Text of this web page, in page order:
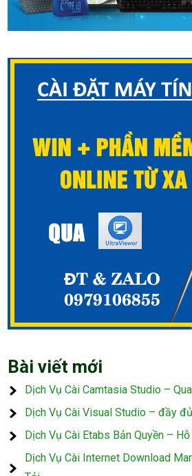
Bài viết mới
Dịch Vụ Cài Camtasia Studio –
Dịch Vụ Cài Visual Studio – đầy
Dịch Vụ Cài Etabs Bản Quyền –
Dịch Vụ Cài Internet Download